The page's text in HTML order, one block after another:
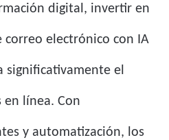
digital, invertir en
correo electrónico con IA
significativamente el
en línea. Con
y automatización, los